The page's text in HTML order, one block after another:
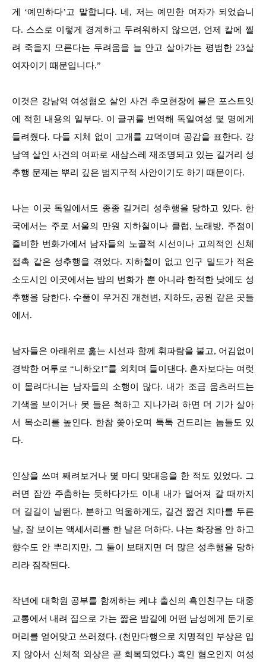
게 ‘예민하다’고 말합니다. 네, 저는 예민한 여자가 되었습니
다. 스스로 이렇게 경계하고 두려워하지 않으면, 언제 칼에 찔
려 죽을지 모른다는 두려움을 늘 안고 살아가는 평범한 23살
여자이기 때문입니다.”
이것은 강남역 여성혐오 살인 사건 추모현장에 붙은 포스트잇
에 적힌 내용의 일부다. 이 글귀를 번역해 독일여성 몇 명에게
들려줬다. 다들 지체 없이 고개를 끄덕이며 공감을 표한다. 강
남역 살인 사건의 여파로 새삼스레 재조명되고 있는 길거리 성
추행 문제는 뿌리 깊은 범지구적 사안이기도 하기 때문이다.
나는 이곳 독일에서도 종종 길거리 성추행을 당하고 있다. 한
국에서는 주로 서울의 만원 지하철이나 클럽, 노래방, 주점이
즐비한 번화가에서 남자들의 노골적 시선이나 고의적인 신체
접촉 같은 성추행을 겪었다. 지하철이 없고 인구 밀도가 적은
소도시인 이곳에서는 밤의 번화가 뿐 아니라 한적한 낮에도 성
추행을 당한다. 수풀이 우거진 개천변, 지하도, 공원 같은 곳들
에서.
남자들은 아래위로 훑는 시선과 함께 휘파람을 불고, 어김없이
경박한 어투로 “니하오!”를 외치며 들이댄다. 혼자보다는 여럿
이 몰려다니는 남자들의 소행이 많다. 내가 조금 움츠러드는
기색을 보이거나 못 들은 척하고 지나가려 하면 더 기가 살아
서 목소리를 높인다. 한참 쫒아오며 툭툭 건드리는 놈들도 있
다.
인상을 쓰며 째려보거나 몇 마디 맞대응을 한 적도 있었다. 그
러면 잠깐 주춤하는 듯하다가도 이내 내가 멀어져 갈 때까지
더 길길이 날뛴다. 분하고 억울하게도, 길건 짧건 치마를 두른
날, 잘 보이는 액세서리를 한 날은 더하다. 나는 화장을 안 하고
향수도 안 뿌리지만, 그 둘이 보태지면 더 많은 성추행을 당하
리라 짐작된다.
작년에 대학원 공부를 함께하는 케냐 출신의 흑인친구는 대중
교통에서 내려 집으로 가는 짧은 밤길에 어떤 남성에게 둔기로
머리를 얻어맞고 쓰러졌다. (천만다행으로 치명적인 부상은 입
지 않아서 신체적 외상은 곧 회복되었다.) 흑인 혐오인지 여성